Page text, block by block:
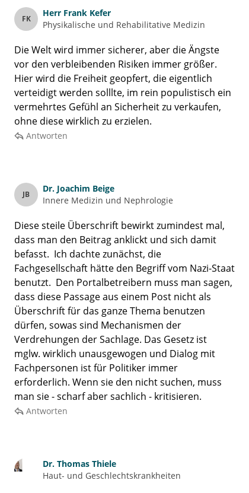
FK Herr Frank Kefer
Physikalische und Rehabilitative Medizin
Die Welt wird immer sicherer, aber die Ängste
vor den verbleibenden Risiken immer größer.
Hier wird die Freiheit geopfert, die eigentlich
verteidigt werden solllte, im rein populistisch ein
vermehrtes Gefühl an Sicherheit zu verkaufen,
ohne diese wirklich zu erzielen.
Antworten
JB Dr. Joachim Beige
Innere Medizin und Nephrologie
Diese steile Überschrift bewirkt zumindest mal,
dass man den Beitrag anklickt und sich damit
befasst. Ich dachte zunächst, die
Fachgesellschaft hätte den Begriff vom Nazi-Staat
benutzt. Den Portalbetreibern muss man sagen,
dass diese Passage aus einem Post nicht als
Überschrift für das ganze Thema benutzen
dürfen, sowas sind Mechanismen der
Verdrehungen der Sachlage. Das Gesetz ist
mglw. wirklich unausgewogen und Dialog mit
Fachpersonen ist für Politiker immer
erforderlich. Wenn sie den nicht suchen, muss
man sie - scharf aber sachlich - kritisieren.
Antworten
Dr. Thomas Thiele
Haut- und Geschlechtskrankheiten